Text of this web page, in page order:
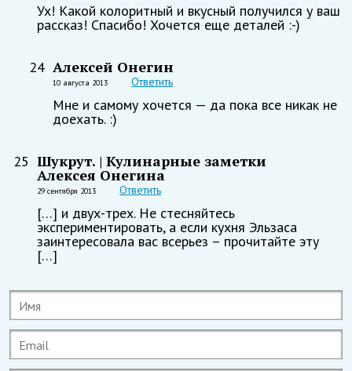
Ух! Какой колоритный и вкусный получился у ваш
рассказ! Спасибо! Хочется еще деталей :-)
24 Алексей Онегин
10 августа 2013 Ответить
Мне и самому хочется — да пока все никак не
доехать. :)
25 Шукрут. | Кулинарные заметки
Алексея Онегина
29 сентября 2013 Ответить
[…] и двух-трех. Не стесняйтесь
экспериментировать, а если кухня Эльзаса
заинтересовала вас всерьез – прочитайте эту
[…]